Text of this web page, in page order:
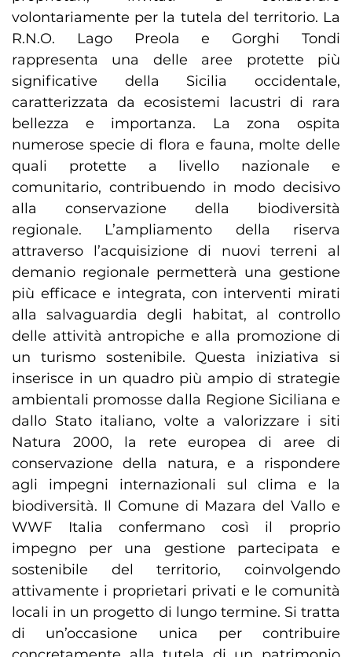
volontariamente per la tutela del territorio. La
R.N.O. Lago Preola e Gorghi Tondi
rappresenta una delle aree protette più
significative della Sicilia occidentale,
caratterizzata da ecosistemi lacustri di rara
bellezza e importanza. La zona ospita
numerose specie di flora e fauna, molte delle
quali protette a livello nazionale e
comunitario, contribuendo in modo decisivo
alla conservazione della biodiversità
regionale. L’ampliamento della riserva
attraverso l’acquisizione di nuovi terreni al
demanio regionale permetterà una gestione
più efficace e integrata, con interventi mirati
alla salvaguardia degli habitat, al controllo
delle attività antropiche e alla promozione di
un turismo sostenibile. Questa iniziativa si
inserisce in un quadro più ampio di strategie
ambientali promosse dalla Regione Siciliana e
dallo Stato italiano, volte a valorizzare i siti
Natura 2000, la rete europea di aree di
conservazione della natura, e a rispondere
agli impegni internazionali sul clima e la
biodiversità. Il Comune di Mazara del Vallo e
WWF Italia confermano così il proprio
impegno per una gestione partecipata e
sostenibile del territorio, coinvolgendo
attivamente i proprietari privati e le comunità
locali in un progetto di lungo termine. Si tratta
di un’occasione unica per contribuire